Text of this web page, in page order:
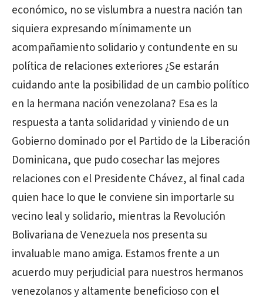
económico, no se vislumbra a nuestra nación tan
siquiera expresando mínimamente un
acompañamiento solidario y contundente en su
política de relaciones exteriores ¿Se estarán
cuidando ante la posibilidad de un cambio político
en la hermana nación venezolana? Esa es la
respuesta a tanta solidaridad y viniendo de un
Gobierno dominado por el Partido de la Liberación
Dominicana, que pudo cosechar las mejores
relaciones con el Presidente Chávez, al final cada
quien hace lo que le conviene sin importarle su
vecino leal y solidario, mientras la Revolución
Bolivariana de Venezuela nos presenta su
invaluable mano amiga. Estamos frente a un
acuerdo muy perjudicial para nuestros hermanos
venezolanos y altamente beneficioso con el